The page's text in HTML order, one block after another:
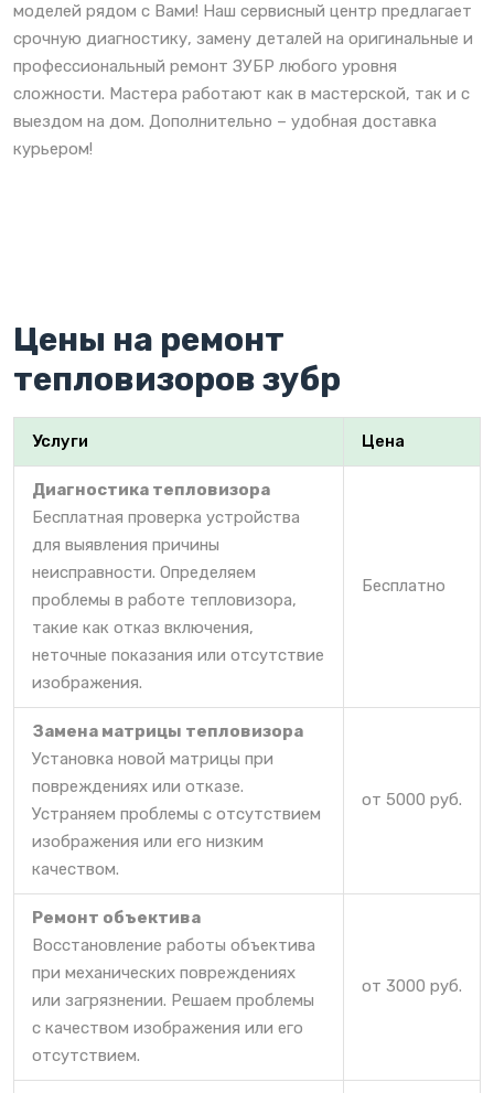
моделей рядом с Вами! Наш сервисный центр предлагает
срочную диагностику, замену деталей на оригинальные и
профессиональный ремонт ЗУБР любого уровня
сложности. Мастера работают как в мастерской, так и с
выездом на дом. Дополнительно – удобная доставка
курьером!
Цены на ремонт
тепловизоров зубр
Услуги Цена
Диагностика тепловизора
Бесплатная проверка устройства
для выявления причины
неисправности. Определяем
проблемы в работе тепловизора,
такие как отказ включения,
неточные показания или отсутствие
изображения.
Бесплатно
Замена матрицы тепловизора
Установка новой матрицы при
повреждениях или отказе.
Устраняем проблемы с отсутствием
изображения или его низким
качеством.
от 5000 руб.
Ремонт объектива
Восстановление работы объектива
при механических повреждениях
или загрязнении. Решаем проблемы
с качеством изображения или его
отсутствием.
от 3000 руб.